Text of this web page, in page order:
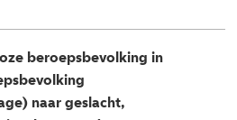
beroepsbevolking in
naar geslacht,